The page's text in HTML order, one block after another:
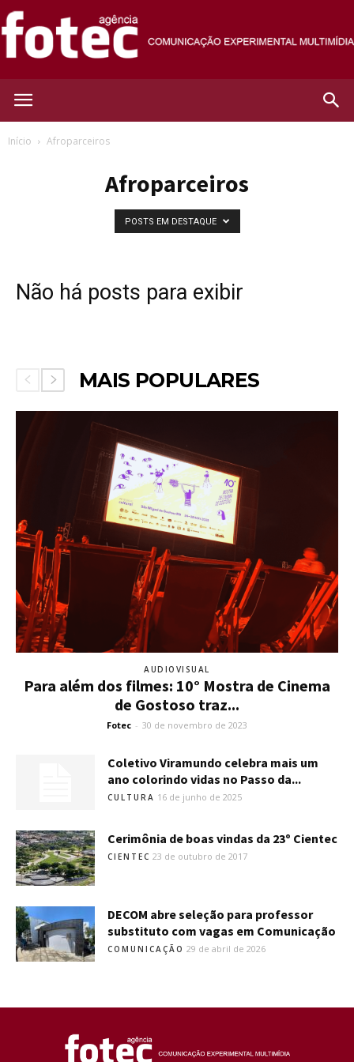
Fotec
Início Afroparceiros
Afroparceiros
POSTS EM DESTAQUE
Não há posts para exibir
MAIS POPULARES
AUDIOVISUAL
Para além dos filmes: 10° Mostra de Cinema
de Gostoso traz...
Fotec - 30 de novembro de 2023
Coletivo Viramundo celebra mais um
ano colorindo vidas no Passo da...
CULTURA 16 de junho de 2025
Cerimônia de boas vindas da 23º Cientec
CIENTEC 23 de outubro de 2017
DECOM abre seleção para professor
substituto com vagas em Comunicação
COMUNICAÇÃO 29 de abril de 2026